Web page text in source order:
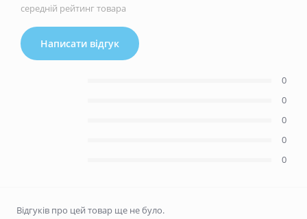
середній рейтинг товара
Написати відгук
0
0
0
0
0
Відгуків про цей товар ще не було.